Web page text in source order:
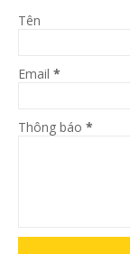
Tên
Email *
Thông báo *